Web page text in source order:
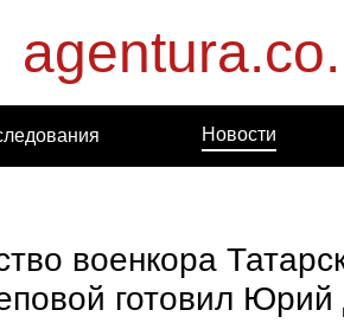
Новости
военкора
готовил Юрий